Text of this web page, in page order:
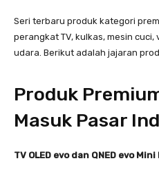
Seri terbaru produk kategori
perangkat TV, kulkas, mesin
udara. Berikut adalah jajaran
Produk
Masuk Pasar
TV OLED evo dan QNED evo Mini